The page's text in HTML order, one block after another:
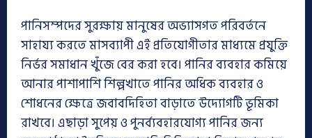
পানিসম্পদের সুরক্ষায় মানুষের অভ্যাসগত পরিবর্তনে
সাহায্য করতে মাসব্যাপী এই প্রতিযোগীতার মাধ্যমে প্রযুক্তি
নির্ভর সমাধান খুঁজে বের করা হবে। পানির ব্যবহার কমিয়ে
আনার পাশাপাশি শিল্পখাতে পানির অধিক ব্যবহার ও
শোধনের ক্ষেত্রে জবাবদিহিতা বাড়াতে উদ্যোগটি ভূমিকা
রাখবে। এছাড়া সুপেয় ও পুনর্ব্যবহারযোগ্য পানির জন্য